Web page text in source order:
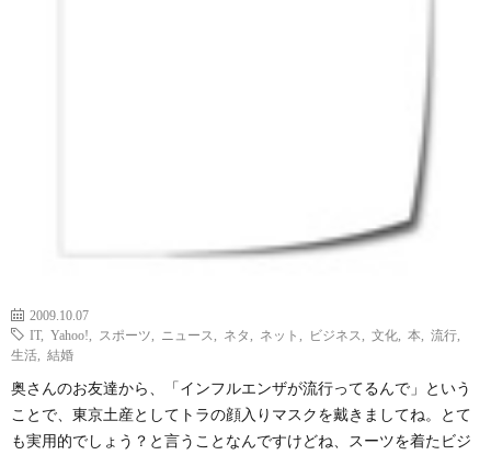
2009.10.07
IT, Yahoo! スポーツ ニュース ネタ ネット ビジネス 文化 本 流行
生活
結婚
奥さんのお友達から、「インフルエンザが流行ってるんで」という
ことで、東京土産としてトラの顔入りマスクを戴きましてね。とて
も実用的でしょう？と言うことなんですけどね、スーツを着たビジ